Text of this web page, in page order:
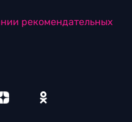
рекомендательных